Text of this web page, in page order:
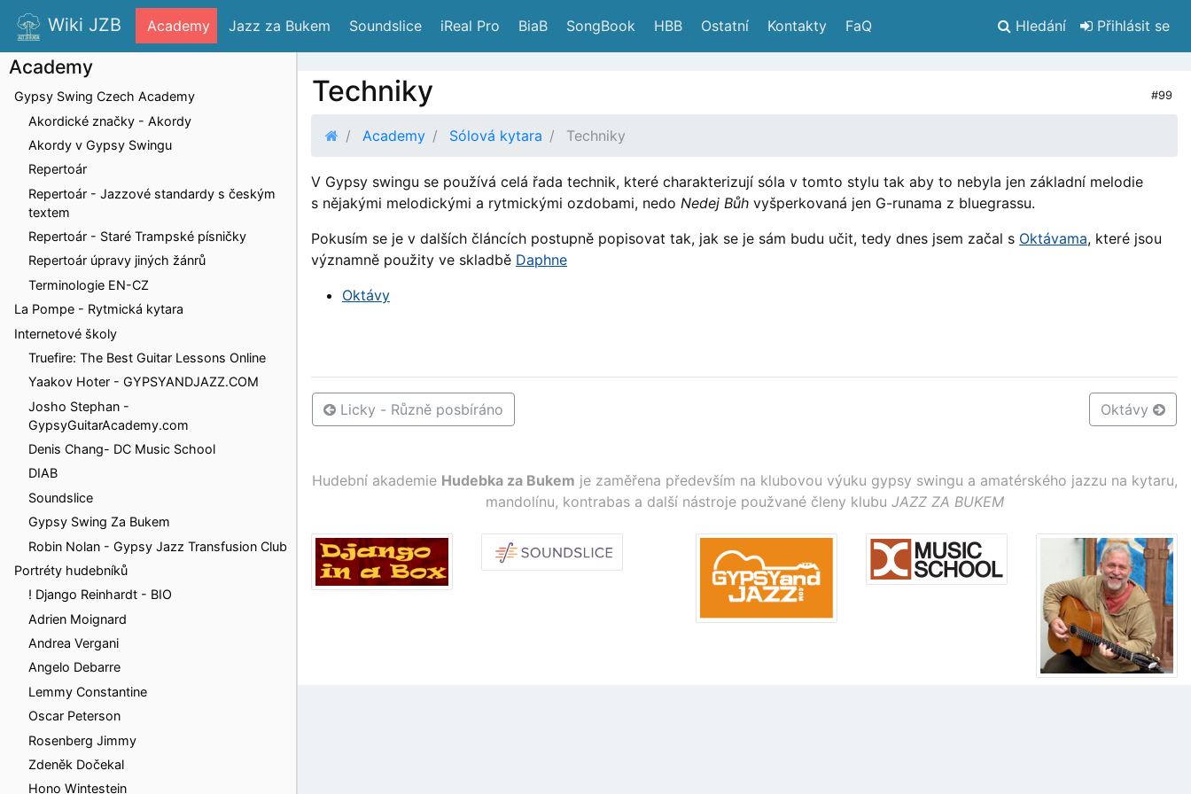
Wiki JZB Academy Jazz za Bukem Soundslice iReal Pro BiaB SongBook HBB Ostatní Kontakty FaQ Hledání Přihlásit se
Academy
Gypsy Swing Czech Academy
Akordické značky - Akordy
Akordy v Gypsy Swingu
Repertoár
Repertoár - Jazzové standardy s českým
textem
Repertoár - Staré Trampské písničky
Repertoár úpravy jiných žánrů
Terminologie EN-CZ
La Pompe - Rytmická kytara
Internetové školy
Truefire: The Best Guitar Lessons Online
Yaakov Hoter - GYPSYANDJAZZ.COM
Josho Stephan -
GypsyGuitarAcademy.com
Denis Chang- DC Music School
DIAB
Soundslice
Gypsy Swing Za Bukem
Robin Nolan - Gypsy Jazz Transfusion Club
Portréty hudebníků
! Django Reinhardt - BIO
Adrien Moignard
Andrea Vergani
Angelo Debarre
Lemmy Constantine
Oscar Peterson
Rosenberg Jimmy
Zdeněk Dočekal
Hono Wintestein
Techniky #99
Academy Sólová kytara Techniky
V Gypsy swingu se používá celá řada technik, které charakterizují sóla v tomto stylu tak aby to nebyla jen základní melodie
s nějakými melodickými a rytmickými ozdobami, nedo Nedej Bůh vyšperkovaná jen G-runama z bluegrassu.
Pokusím se je v dalších článcích postupně popisovat tak, jak se je sám budu učit, tedy dnes jsem začal s Oktávama, které jsou
významně použity ve skladbě Daphne
Oktávy
Licky - Různě posbíráno Oktávy
Hudební akademie Hudebka za Bukem je zaměřena především na klubovou výuku gypsy swingu a amatérského jazzu na kytaru,
mandolínu, kontrabas a další nástroje použvané členy klubu JAZZ ZA BUKEM